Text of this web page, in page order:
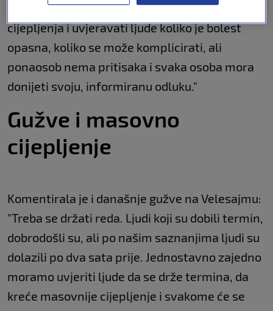
"Moramo stalno komunicirati prednosti
cijepljenja i uvjeravati ljude koliko je bolest
opasna, koliko se može komplicirati, ali
ponaosob nema pritisaka i svaka osoba mora
donijeti svoju, informiranu odluku."
Gužve i masovno
cijepljenje
Komentirala je i današnje gužve na Velesajmu:
"Treba se držati reda. Ljudi koji su dobili termin,
dobrodošli su, ali po našim saznanjima ljudi su
dolazili po dva sata prije. Jednostavno zajedno
moramo uvjeriti ljude da se drže termina, da
kreće masovnije cijepljenje i svakome će se